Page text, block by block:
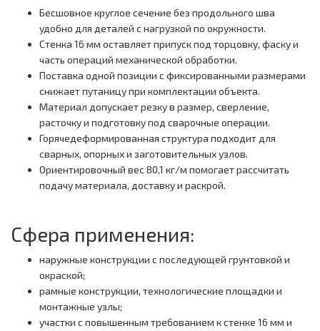
Бесшовное круглое сечение без продольного шва
удобно для деталей с нагрузкой по окружности.
Стенка 16 мм оставляет припуск под торцовку, фаску и
часть операций механической обработки.
Поставка одной позиции с фиксированными размерами
снижает путаницу при комплектации объекта.
Материал допускает резку в размер, сверление,
расточку и подготовку под сварочные операции.
Горячедеформированная структура подходит для
сварных, опорных и заготовительных узлов.
Ориентировочный вес 80,1 кг/м помогает рассчитать
подачу материала, доставку и раскрой.
Сфера применения:
наружные конструкции с последующей грунтовкой и
окраской;
рамные конструкции, технологические площадки и
монтажные узлы;
участки с повышенным требованием к стенке 16 мм и